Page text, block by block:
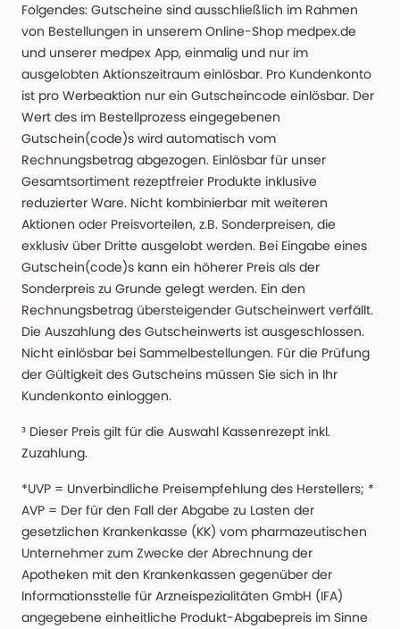
Folgendes: Gutscheine sind ausschließlich im Rahmen
von Bestellungen in unserem Online-Shop medpex.de
und unserer medpex App, einmalig und nur im
ausgelobten Aktionszeitraum einlösbar. Pro Kundenkonto
ist pro Werbeaktion nur ein Gutscheincode einlösbar. Der
Wert des im Bestellprozess eingegebenen
Gutschein(code)s wird automatisch vom
Rechnungsbetrag abgezogen. Einlösbar für unser
Gesamtsortiment rezeptfreier Produkte inklusive
reduzierter Ware. Nicht kombinierbar mit weiteren
Aktionen oder Preisvorteilen, z.B. Sonderpreisen, die
exklusiv über Dritte ausgelobt werden. Bei Eingabe eines
Gutschein(code)s kann ein höherer Preis als der
Sonderpreis zu Grunde gelegt werden. Ein den
Rechnungsbetrag übersteigender Gutscheinwert verfällt.
Die Auszahlung des Gutscheinwerts ist ausgeschlossen.
Nicht einlösbar bei Sammelbestellungen. Für die Prüfung
der Gültigkeit des Gutscheins müssen Sie sich in Ihr
Kundenkonto einloggen.
³ Dieser Preis gilt für die Auswahl Kassenrezept inkl.
Zuzahlung.
*UVP = Unverbindliche Preisempfehlung des Herstellers; *
AVP = Der für den Fall der Abgabe zu Lasten der
gesetzlichen Krankenkasse (KK) vom pharmazeutischen
Unternehmer zum Zwecke der Abrechnung der
Apotheken mit den Krankenkassen gegenüber der
Informationsstelle für Arzneispezialitäten GmbH (IFA)
angegebene einheitliche Produkt-Abgabepreis im Sinne